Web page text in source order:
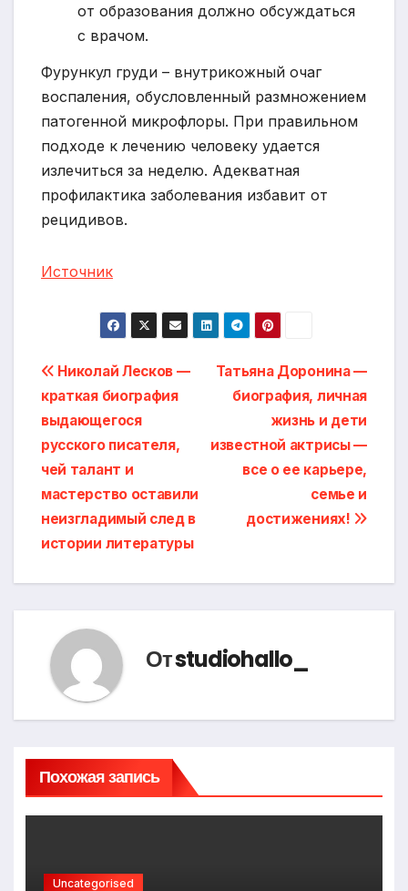
от образования должно обсуждаться
с врачом.
Фурункул груди – внутрикожный очаг
воспаления, обусловленный размножением
патогенной микрофлоры. При правильном
подходе к лечению человеку удается
излечиться за неделю. Адекватная
профилактика заболевания избавит от
рецидивов.
Источник
Навигация
по
записям
Татьяна Доронина —
биография, личная
жизнь и дети
известной актрисы —
все о ее карьере,
семье и
достижениях!
Николай Лесков —
краткая биография
выдающегося
русского писателя,
чей талант и
мастерство оставили
неизгладимый след в
истории литературы
Отstudiohallo_
Похожая запись
Uncategorised